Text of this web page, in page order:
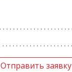
Отправить заявку
Отправить заявку